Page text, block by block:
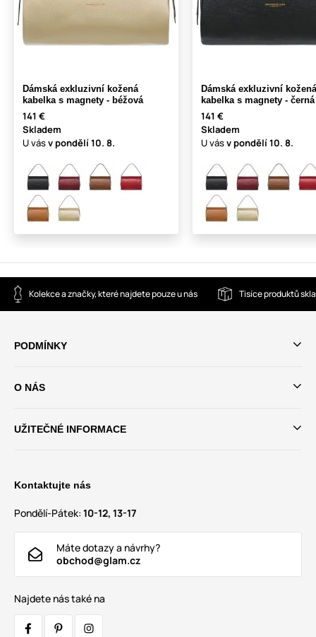
Dámská exkluzivní kožená
kabelka s magnety - béžová
141 €
Skladem
U vásv pondělí10. 8.
Dámská exkluzivní kožená
kabelka s magnety - černá
141 €
Skladem
U vásv pondělí10. 8.
Kolekce a značky, které najdete pouze u nás Tisíce produktů
PODMÍNKY
O NÁS
UŽITEČNÉ INFORMACE
Kontaktujte nás
Pondělí-Pátek: 10-12, 13-17
Máte dotazy a návrhy?
obchod@glam.cz
Najdete nás také na